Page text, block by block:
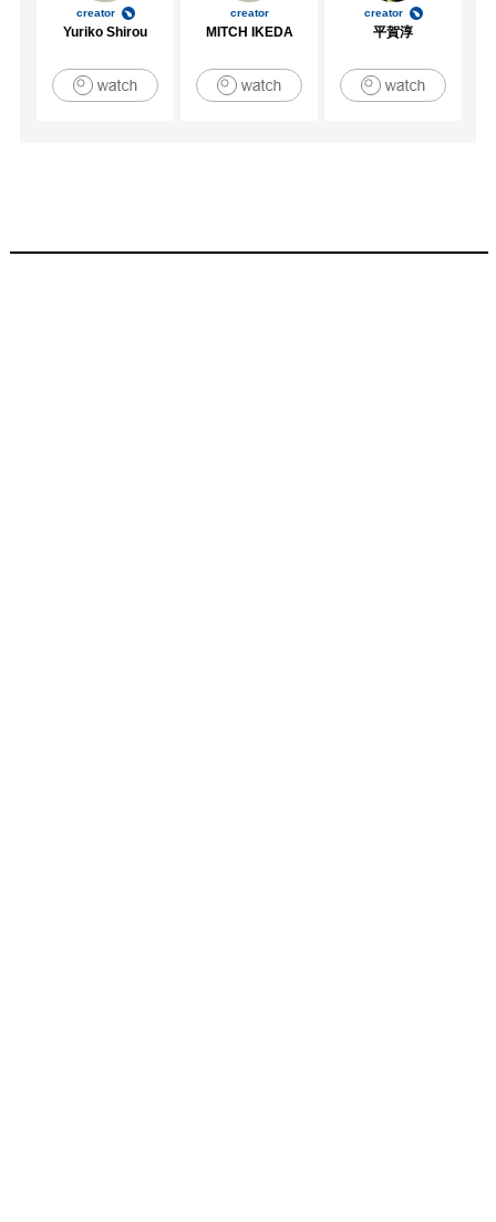
creator
Yuriko Shirou
creator
MITCH IKEDA
creator
平賀淳